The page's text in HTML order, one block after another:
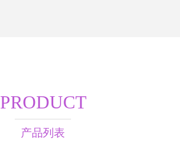
PRODUCT
产品列表